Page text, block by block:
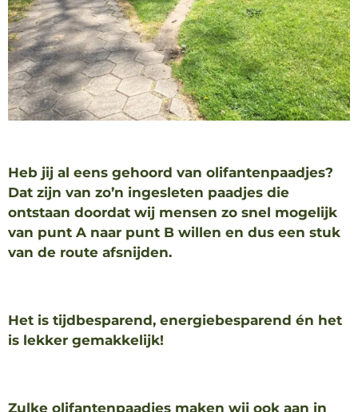
Heb jij al eens gehoord van olifantenpaadjes?
Dat zijn van zo’n ingesleten paadjes die
ontstaan doordat wij mensen zo snel mogelijk
van punt A naar punt B willen en dus een stuk
van de route afsnijden.
Het is tijdbesparend, energiebesparend én het
is lekker gemakkelijk!
Zulke olifantenpaadjes maken wij ook aan in